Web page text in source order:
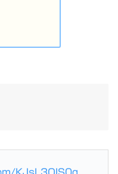
KJsL3OIS0q